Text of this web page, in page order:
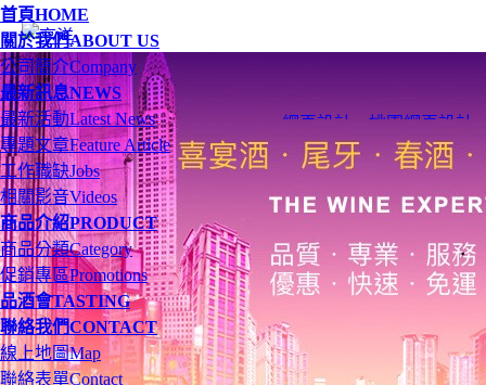
首頁HOME
關於我們ABOUT US
公司簡介Company
最新訊息NEWS
最新活動Latest News
專題文章Feature Article
工作職缺Jobs
相關影音Videos
商品介紹PRODUCT
商品分類Category
促銷專區Promotions
品酒會TASTING
聯絡我們CONTACT
線上地圖Map
聯絡表單Contact
網頁設計 桃園網頁設計